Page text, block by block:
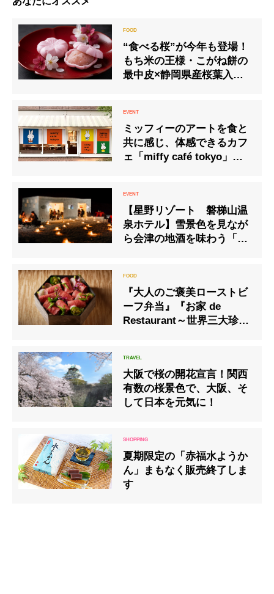
“食べる桜”が今年も登場！
もち米の王様・こがね餅の
最中皮×静岡県産桜葉入り
ミッフィーのアートを食と
共に感じ、体感できるカフ
ェ「miffy café tokyo」梅
【星野リゾート 磐梯山温
泉ホテル】雪景色を見なが
ら会津の地酒を味わう「雪
『大人のご褒美ローストビ
ーフ弁当』『お家 de
Restaurant～世界三大珍味
大阪で桜の開花宣言！関西
有数の桜景色で、大阪、そ
して日本を元気に！
夏期限定の「赤福水ようか
ん」まもなく販売終了しま
す